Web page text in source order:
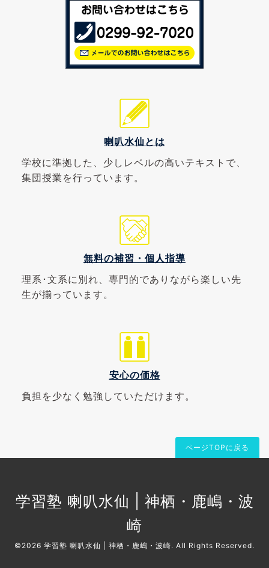
喇叭水仙とは
学校に準拠した、少しレベルの高いテキストで、
集団授業を行っています。
無料の補習・個人指導
理系･文系に別れ、専門的でありながら楽しい先
生が揃っています。
安心の価格
負担を少なく勉強していただけます。
ページTOPに戻る
学習塾 喇叭水仙 | 神栖・鹿嶋・波
崎
©2026 学習塾 喇叭水仙 | 神栖・鹿嶋・波崎. All Rights Reserved.